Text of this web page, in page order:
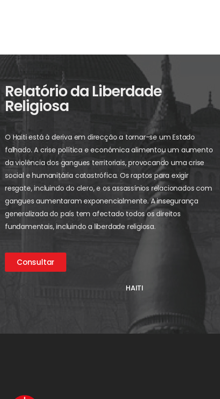
Relatório da Liberdade
Religiosa
O Haiti está à deriva em direcção a tornar-se um Estado
falhado. A crise política e económica alimentou um aumento
da violência dos gangues territoriais, provocando uma crise
social e humanitária catastrófica. Os raptos para exigir
resgate, incluindo do clero, e os assassínios relacionados com
gangues aumentaram exponencialmente. A insegurança
generalizada do país tem afectado todos os direitos
fundamentais, incluindo a liberdade religiosa.
Consultar
HAITI